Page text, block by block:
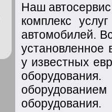
Наш
комплекс
автомобилей.
у известных
оборудования.